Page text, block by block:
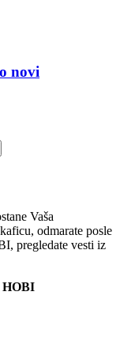
novi
Vaša
odmarate posle
pregledate vesti iz
HOBI